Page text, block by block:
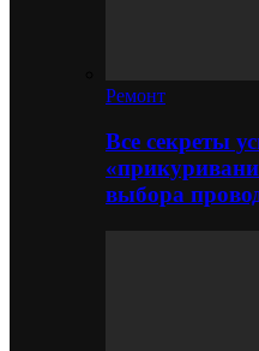
Ремонт
Все секреты
выбора